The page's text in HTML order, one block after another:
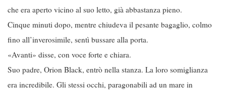
che era aperto vicino al suo letto, già abbastanza pieno.
Cinque minuti dopo, mentre chiudeva il pesante bagaglio, colmo
fino all’inverosimile, sentì bussare alla porta.
«Avanti» disse, con voce forte e chiara.
Suo padre, Orion Black, entrò nella stanza. La loro somiglianza
era incredibile. Gli stessi occhi, paragonabili ad un mare in